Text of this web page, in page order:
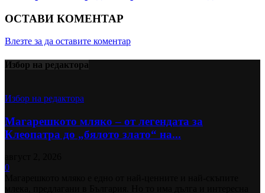
ОСТАВИ КОМЕНТАР
Влезте за да оставите коментар
Избор на редактора
Избор на редактора
Магарешкото мляко – от легендата за
Клеопатра до „бялото злато“ на...
0